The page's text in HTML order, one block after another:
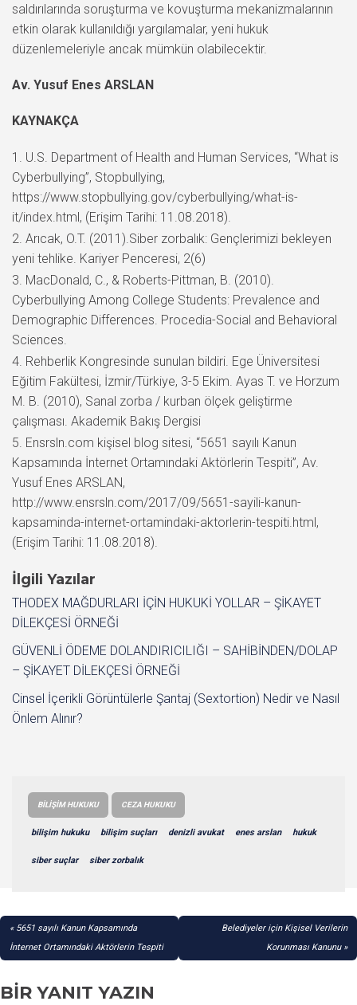
saldırılarında soruşturma ve kovuşturma mekanizmalarının
etkin olarak kullanıldığı yargılamalar, yeni hukuk
düzenlemeleriyle ancak mümkün olabilecektir.
Av. Yusuf Enes ARSLAN
KAYNAKÇA
U.S. Department of Health and Human Services, “What is
Cyberbullying”, Stopbullying,
https://www.stopbullying.gov/cyberbullying/what-is-
it/index.html, (Erişim Tarihi: 11.08.2018).
Arıcak, O.T. (2011).Siber zorbalık: Gençlerimizi bekleyen
yeni tehlike. Kariyer Penceresi, 2(6)
MacDonald, C., & Roberts-Pittman, B. (2010).
Cyberbullying Among College Students: Prevalence and
Demographic Differences. Procedia-Social and Behavioral
Sciences.
Rehberlik Kongresinde sunulan bildiri. Ege Üniversitesi
Eğitim Fakültesi, İzmir/Türkiye, 3-5 Ekim. Ayas T. ve Horzum
M. B. (2010), Sanal zorba / kurban ölçek geliştirme
çalışması. Akademik Bakış Dergisi
Ensrsln.com kişisel blog sitesi, “5651 sayılı Kanun
Kapsamında İnternet Ortamındaki Aktörlerin Tespiti”, Av.
Yusuf Enes ARSLAN,
http://www.ensrsln.com/2017/09/5651-sayili-kanun-
kapsaminda-internet-ortamindaki-aktorlerin-tespiti.html,
(Erişim Tarihi: 11.08.2018).
İlgili Yazılar
THODEX MAĞDURLARI İÇİN HUKUKİ YOLLAR – ŞİKAYET
DİLEKÇESİ ÖRNEĞİ
GÜVENLİ ÖDEME DOLANDIRICILIĞI – SAHİBİNDEN/DOLAP
– ŞİKAYET DİLEKÇESİ ÖRNEĞİ
Cinsel İçerikli Görüntülerle Şantaj (Sextortion) Nedir ve Nasıl
Önlem Alınır?
BILIŞIM HUKUKU CEZA HUKUKU
bilişim hukuku bilişim suçları denizli avukat enes arslan hukuk
siber suçlar siber zorbalık
YAZI
GEZINMESI
5651 sayılı Kanun Kapsamında
İnternet Ortamındaki Aktörlerin Tespiti
Belediyeler için Kişisel Verilerin
Korunması Kanunu
BIR YANIT YAZIN